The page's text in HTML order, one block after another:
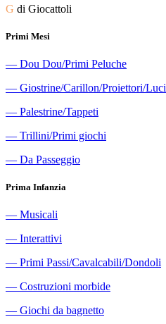
G di Giocattoli
Primi Mesi
― Dou Dou/Primi Peluche
― Giostrine/Carillon/Proiettori/Luci
― Palestrine/Tappeti
― Trillini/Primi giochi
― Da Passeggio
Prima Infanzia
― Musicali
― Interattivi
― Primi Passi/Cavalcabili/Dondoli
― Costruzioni morbide
― Giochi da bagnetto